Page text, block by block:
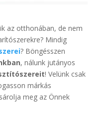
az otthonában, de nem
Mindig
? Böngésszen
, nálunk jutányos
! Velünk csak
márkás
meg az Önnek